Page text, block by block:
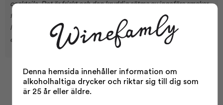
cocktails. Det är friskt och den kryddig sötma av ingefära smakar
för många. Det är också uppenbart när din cocktail behöver ett
lite exotiskt bett. Men försök med något. Monins ingefära sirap i
en varm kakao - exotisk, nyckfull, söt och kryddig!
Facts
Denna hemsida innehåller information om
alkoholhaltiga drycker och riktar sig till dig som
är 25 år eller äldre.